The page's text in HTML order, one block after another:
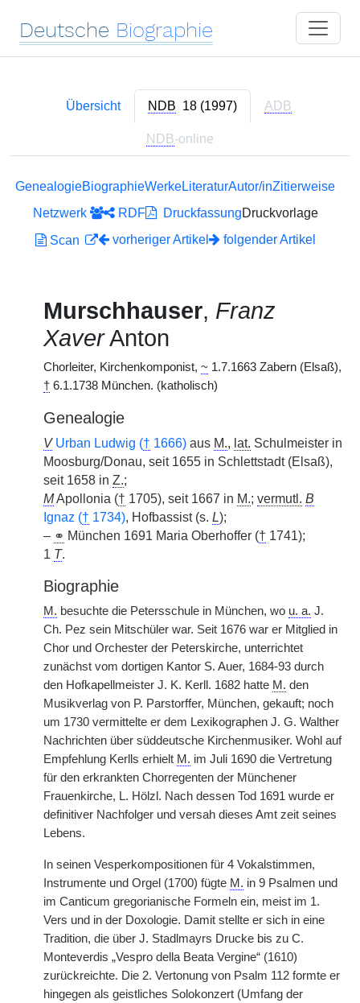
Deutsche Biographie
Übersicht NDB 18 (1997) ADB
NDB-online
GenealogieBiographieWerkeLiteraturAutor/inZitierweise
Netzwerk
RDF DruckfassungDruckvorlage
Scan
vorheriger Artikel folgender Artikel
Murschhauser, Franz
XaverAnton
Chorleiter, Kirchenkomponist, ~ 1.7.1663 Zabern (Elsaß),
† 6.1.1738 München. (katholisch)
Genealogie
V Urban Ludwig († 1666) aus M., lat. Schulmeister in
Moosburg/Donau, seit 1655 in Schlettstadt (Elsaß),
seit 1658 in Z.;
MApollonia († 1705), seit 1667 in M.; vermutl. B
Ignaz († 1734), Hofbassist (s. L);
– ⚭ München 1691 Maria Oberhoffer († 1741);
1 T.
Biographie
M. besuchte die Petersschule in München, wo u. a. J.
Ch. Pez sein Mitschüler war. Seit 1676 war er Mitglied in
Chor und Orchester der Peterskirche, unterrichtet
zunächst vom dortigen Kantor S. Auer, 1684-93 durch
den Hofkapellmeister J. K. Kerll. 1682 hatte M. den
Musikverlag von P. Parstorffer, München, gekauft; noch
um 1730 vermittelte er dem Lexikographen J. G. Walther
Nachrichten über süddeutsche Kirchenmusiker. Wohl auf
Empfehlung Kerlls erhielt M. im Juli 1690 die Vertretung
für den erkrankten Chorregenten der Münchener
Frauenkirche, L. Hölzl. Nach dessen Tod 1691 wurde er
definitiver Nachfolger und versah dieses Amt zeit seines
Lebens.
In seinen Vesperkompositionen für 4 Vokalstimmen,
Instrumente und Orgel (1700) fügte M. in 9 Psalmen und
im Canticum gregorianische Formeln ein, meist im 1.
Vers und in der Doxologie. Damit stellte er sich in eine
Tradition, die über J. Stadlmayrs Drucke bis zu C.
Monteverdis „Vespro della Beata Vergine“ (1610)
zurückreichte. Die 2. Vertonung von Psalm 112 formte er
hingegen als geistliches Solokonzert (Umfang der